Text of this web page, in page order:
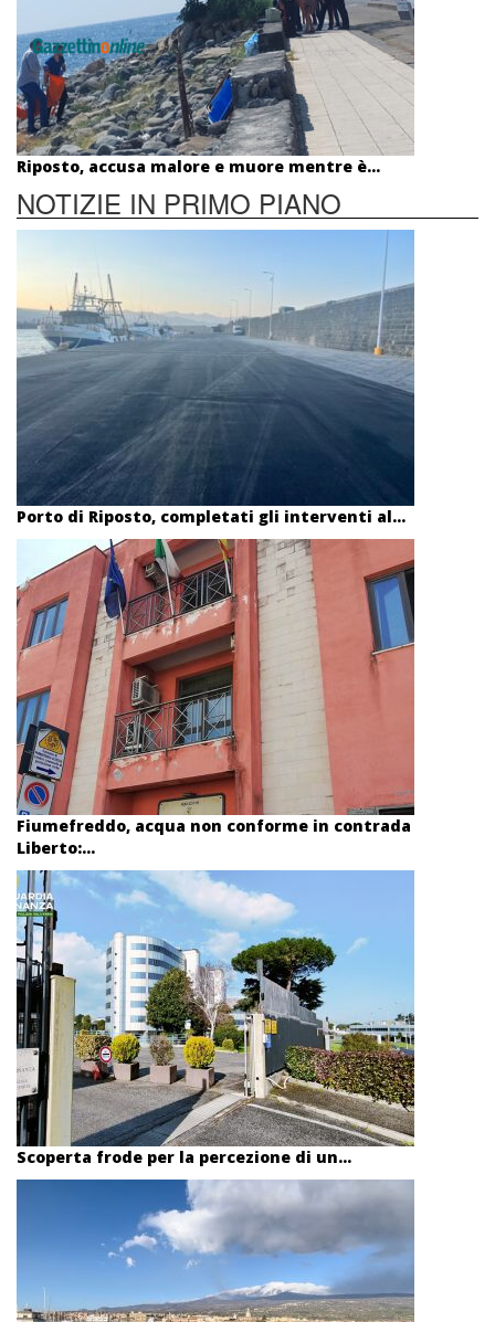
Riposto, accusa malore e muore mentre è...
NOTIZIE IN PRIMO PIANO
Porto di Riposto, completati gli interventi al...
Fiumefreddo, acqua non conforme in contrada
Liberto:...
Scoperta frode per la percezione di un...